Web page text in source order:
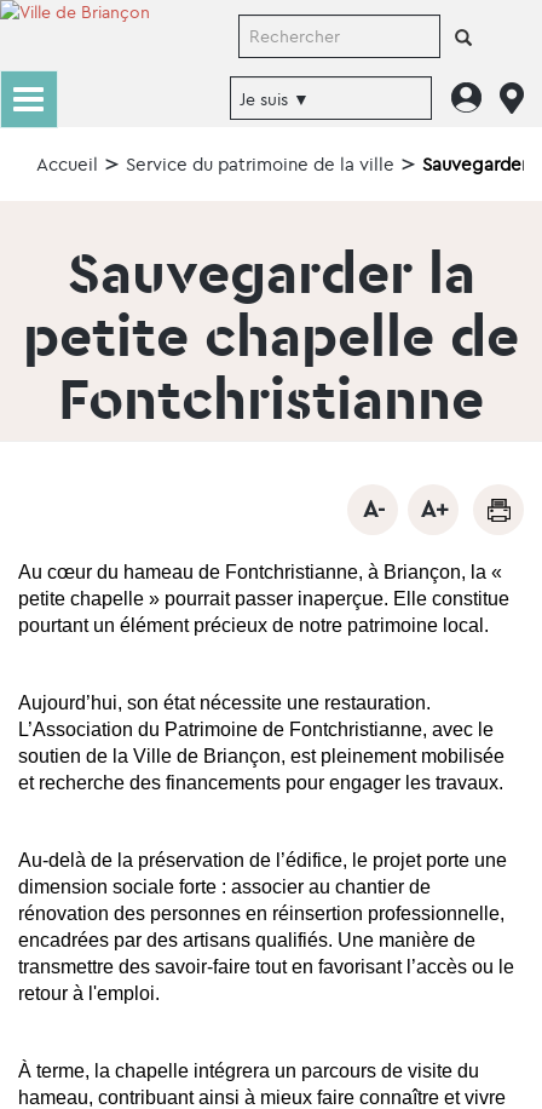
Accueil Service du patrimoine de la ville Sauvegarder
Sauvegarder la
petite chapelle de
Fontchristianne
Au cœur du hameau de Fontchristianne, à Briançon, la «
petite chapelle » pourrait passer inaperçue. Elle constitue
pourtant un élément précieux de notre patrimoine local.
Aujourd’hui, son état nécessite une restauration.
L’Association du Patrimoine de Fontchristianne, avec le
soutien de la Ville de Briançon, est pleinement mobilisée
et recherche des financements pour engager les travaux.
Au-delà de la préservation de l’édifice, le projet porte une
dimension sociale forte : associer au chantier de
rénovation des personnes en réinsertion professionnelle,
encadrées par des artisans qualifiés. Une manière de
transmettre des savoir-faire tout en favorisant l’accès ou le
retour à l'emploi.
À terme, la chapelle intégrera un parcours de visite du
hameau, contribuant ainsi à mieux faire connaître et vivre